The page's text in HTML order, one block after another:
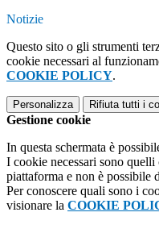
Notizie
Questo sito o gli strumenti
cookie necessari al
COOKIE POLICY.
Personalizza Rifiuta tutti i
Gestione cookie
In questa schermata è
I cookie necessari sono
piattaforma e non è possibile
Per conoscere quali sono i
visionare la COOKIE